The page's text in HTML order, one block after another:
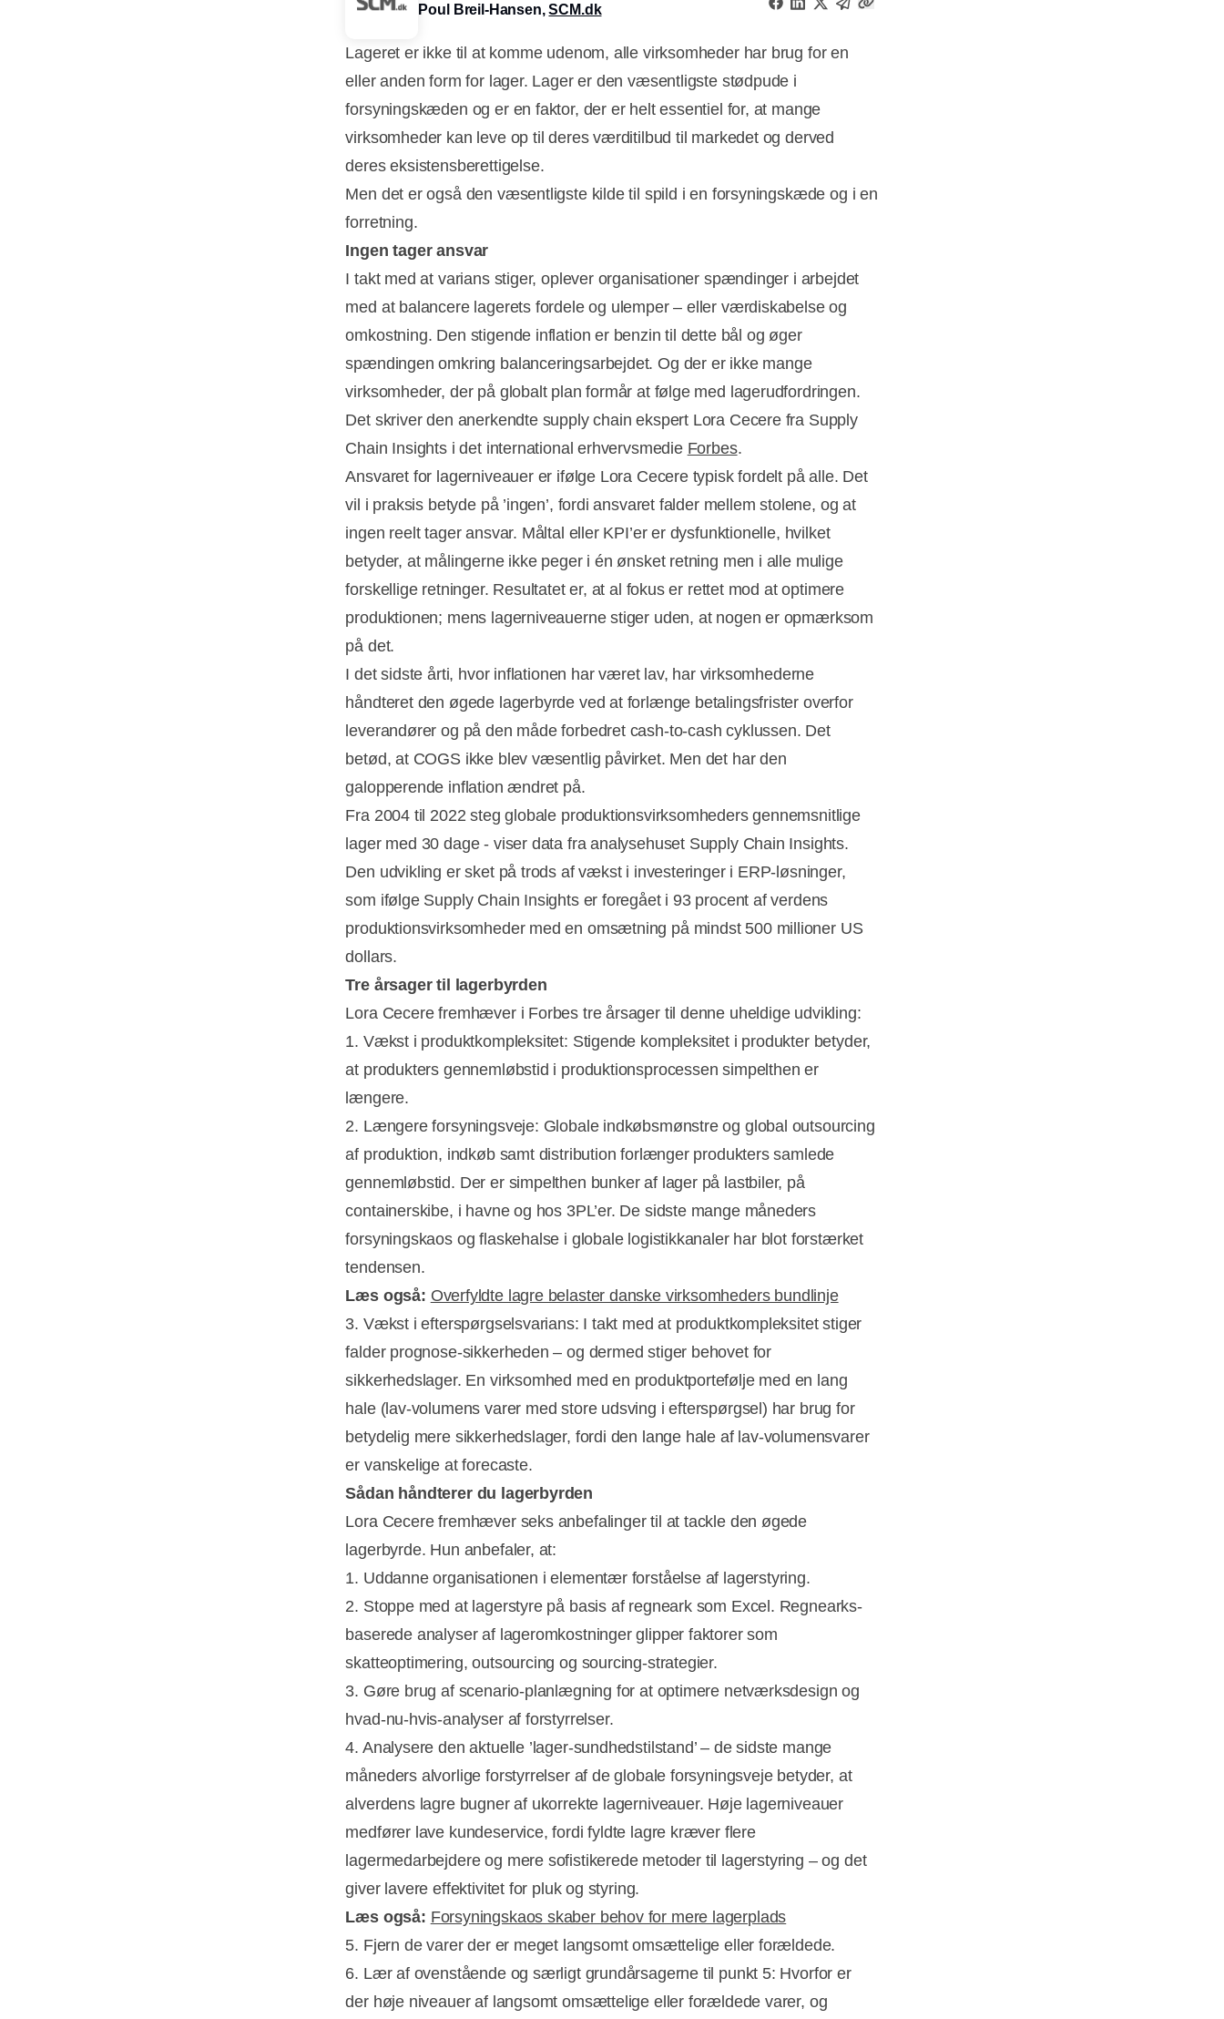
Poul Breil-Hansen,SCM.dk
Lageret er ikke til at komme udenom, alle virksomheder har brug for en
eller anden form for lager. Lager er den væsentligste stødpude i
forsyningskæden og er en faktor, der er helt essentiel for, at mange
virksomheder kan leve op til deres værditilbud til markedet og derved
deres eksistensberettigelse.
Men det er også den væsentligste kilde til spild i en forsyningskæde og i en
forretning.
Ingen tager ansvar
I takt med at varians stiger, oplever organisationer spændinger i arbejdet
med at balancere lagerets fordele og ulemper – eller værdiskabelse og
omkostning. Den stigende inflation er benzin til dette bål og øger
spændingen omkring balanceringsarbejdet. Og der er ikke mange
virksomheder, der på globalt plan formår at følge med lagerudfordringen.
Det skriver den anerkendte supply chain ekspert Lora Cecere fra Supply
Chain Insights i det international erhvervsmedie Forbes.
Ansvaret for lagerniveauer er ifølge Lora Cecere typisk fordelt på alle. Det
vil i praksis betyde på ’ingen’, fordi ansvaret falder mellem stolene, og at
ingen reelt tager ansvar. Måltal eller KPI’er er dysfunktionelle, hvilket
betyder, at målingerne ikke peger i én ønsket retning men i alle mulige
forskellige retninger. Resultatet er, at al fokus er rettet mod at optimere
produktionen; mens lagerniveauerne stiger uden, at nogen er opmærksom
på det.
I det sidste årti, hvor inflationen har været lav, har virksomhederne
håndteret den øgede lagerbyrde ved at forlænge betalingsfrister overfor
leverandører og på den måde forbedret cash-to-cash cyklussen. Det
betød, at COGS ikke blev væsentlig påvirket. Men det har den
galopperende inflation ændret på.
Fra 2004 til 2022 steg globale produktionsvirksomheders gennemsnitlige
lager med 30 dage - viser data fra analysehuset Supply Chain Insights.
Den udvikling er sket på trods af vækst i investeringer i ERP-løsninger,
som ifølge Supply Chain Insights er foregået i 93 procent af verdens
produktionsvirksomheder med en omsætning på mindst 500 millioner US
dollars.
Tre årsager til lagerbyrden
Lora Cecere fremhæver i Forbes tre årsager til denne uheldige udvikling:
1. Vækst i produktkompleksitet: Stigende kompleksitet i produkter betyder,
at produkters gennemløbstid i produktionsprocessen simpelthen er
længere.
2. Længere forsyningsveje: Globale indkøbsmønstre og global outsourcing
af produktion, indkøb samt distribution forlænger produkters samlede
gennemløbstid. Der er simpelthen bunker af lager på lastbiler, på
containerskibe, i havne og hos 3PL’er. De sidste mange måneders
forsyningskaos og flaskehalse i globale logistikkanaler har blot forstærket
tendensen.
Læs også: Overfyldte lagre belaster danske virksomheders bundlinje
3. Vækst i efterspørgselsvarians: I takt med at produktkompleksitet stiger
falder prognose-sikkerheden – og dermed stiger behovet for
sikkerhedslager. En virksomhed med en produktportefølje med en lang
hale (lav-volumens varer med store udsving i efterspørgsel) har brug for
betydelig mere sikkerhedslager, fordi den lange hale af lav-volumensvarer
er vanskelige at forecaste.
Sådan håndterer du lagerbyrden
Lora Cecere fremhæver seks anbefalinger til at tackle den øgede
lagerbyrde. Hun anbefaler, at:
1. Uddanne organisationen i elementær forståelse af lagerstyring.
2. Stoppe med at lagerstyre på basis af regneark som Excel. Regnearks-
baserede analyser af lageromkostninger glipper faktorer som
skatteoptimering, outsourcing og sourcing-strategier.
3. Gøre brug af scenario-planlægning for at optimere netværksdesign og
hvad-nu-hvis-analyser af forstyrrelser.
4. Analysere den aktuelle ’lager-sundhedstilstand’ – de sidste mange
måneders alvorlige forstyrrelser af de globale forsyningsveje betyder, at
alverdens lagre bugner af ukorrekte lagerniveauer. Høje lagerniveauer
medfører lave kundeservice, fordi fyldte lagre kræver flere
lagermedarbejdere og mere sofistikerede metoder til lagerstyring – og det
giver lavere effektivitet for pluk og styring.
Læs også: Forsyningskaos skaber behov for mere lagerplads
5. Fjern de varer der er meget langsomt omsættelige eller forældede.
6. Lær af ovenstående og særligt grundårsagerne til punkt 5: Hvorfor er
der høje niveauer af langsomt omsættelige eller forældede varer, og